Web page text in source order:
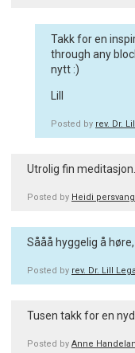
Takk for en
through any
nytt :)
Lill
Posted by rev. Dr.
Utrolig fin
Posted by Heidi
Sååå hyggelig å
Posted by rev. Dr. Lill
Tusen takk for en
Posted by Anne